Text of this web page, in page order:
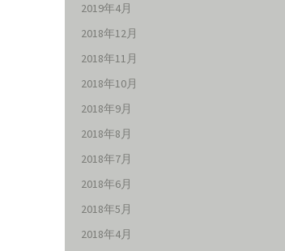
2019年4月
2018年12月
2018年11月
2018年10月
2018年9月
2018年8月
2018年7月
2018年6月
2018年5月
2018年4月